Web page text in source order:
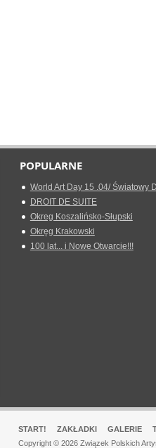
POPULARNE
World Art Day 15 .04/ Światowy
DROIT DE SUITE
Okreg Koszalińsko-Słupski
Okręg Krakowski
100 lat... i Nowe Otwarcie!!!
START! ZAKŁADKI GALERIE
Copyright © 2026 Związek Polskich